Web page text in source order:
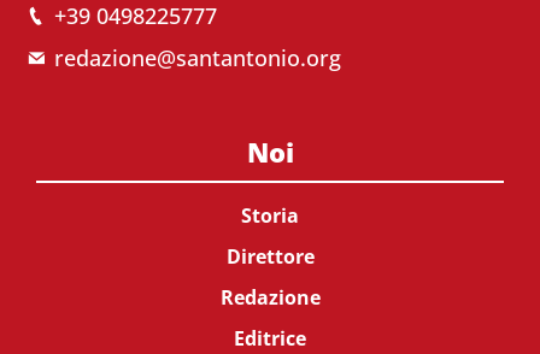
+39 0498225777
redazione@santantonio.org
Noi
Storia
Direttore
Redazione
Editrice